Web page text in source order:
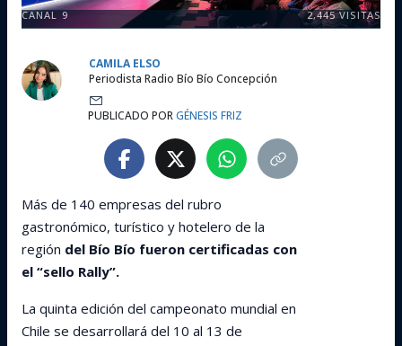
CANAL 9 2,445VISITAS
CAMILA ELSO
Periodista Radio Bío Bío Concepción
PUBLICADO PORGÉNESIS FRIZ
Más de 140 empresas del rubro
gastronómico, turístico y hotelero de la
región del Bío Bío fueron certificadas con
el “sello Rally”.
La quinta edición del campeonato mundial en
Chile se desarrollará del 10 al 13 de